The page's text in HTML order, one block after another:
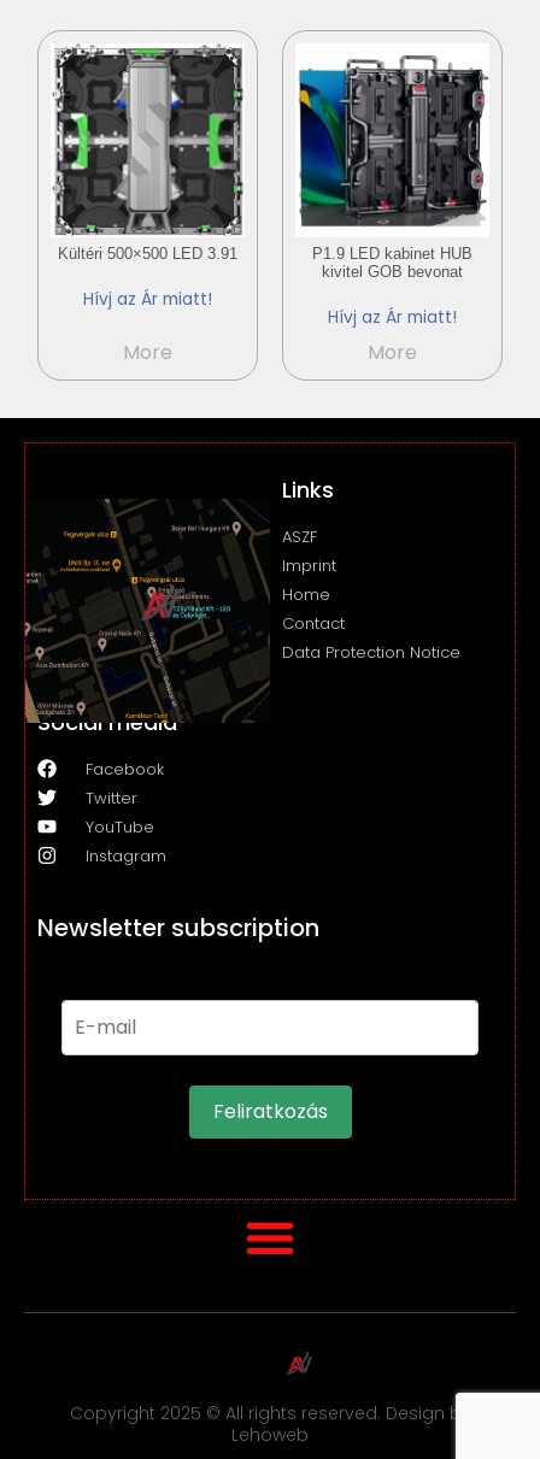
Kültéri 500×500 LED 3.91
Hívj az Ár miatt!
More
P1.9 LED kabinet HUB
kivitel GOB bevonat
Hívj az Ár miatt!
More
Links
ASZF
Imprint
Home
Contact
Data Protection Notice
Social media
Facebook
Twitter
YouTube
Instagram
Newsletter subscription
Feliratkozás
Copyright 2025 © All rights reserved. Design by
Lehoweb